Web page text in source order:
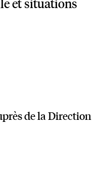
et situations
de la Direction